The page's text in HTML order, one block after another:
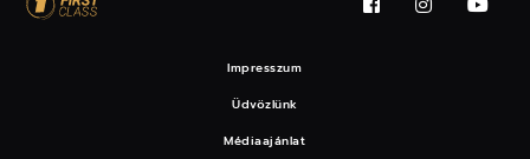
Impresszum
Üdvözlünk
Médiaajánlat